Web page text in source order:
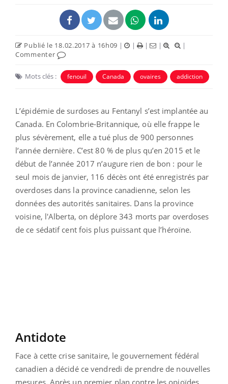
Publié le 18.02.2017 à 16h09 | | | |
|
Commenter
Mots clés : fenouil Canada ovaires addiction
L’épidémie de surdoses au Fentanyl s’est implantée au
Canada. En Colombrie-Britannique, où elle frappe le
plus sévèrement, elle a tué plus de 900 personnes
l’année dernière. C’est 80 % de plus qu’en 2015 et le
début de l’année 2017 n’augure rien de bon : pour le
seul mois de janvier, 116 décès ont été enregistrés par
overdoses dans la province canadienne, selon les
données des autorités sanitaires. Dans la province
voisine, l'Alberta, on déplore 343 morts par overdoses
de ce sédatif cent fois plus puissant que l’héroïne.
Antidote
Face à cette crise sanitaire, le gouvernement fédéral
canadien a décidé ce vendredi de prendre de nouvelles